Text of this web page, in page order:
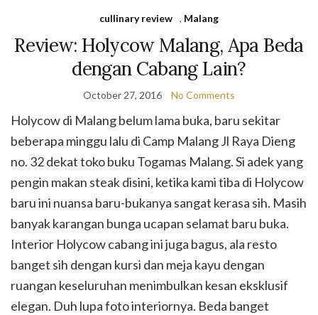
cullinary review , Malang
Review: Holycow Malang, Apa Beda
dengan Cabang Lain?
October 27, 2016 No Comments
Holycow di Malang belum lama buka, baru sekitar
beberapa minggu lalu di Camp Malang Jl Raya Dieng
no. 32 dekat toko buku Togamas Malang. Si adek yang
pengin makan steak disini, ketika kami tiba di Holycow
baru ini nuansa baru-bukanya sangat kerasa sih. Masih
banyak karangan bunga ucapan selamat baru buka.
Interior Holycow cabang ini juga bagus, ala resto
banget sih dengan kursi dan meja kayu dengan
ruangan keseluruhan menimbulkan kesan eksklusif
elegan. Duh lupa foto interiornya. Beda banget